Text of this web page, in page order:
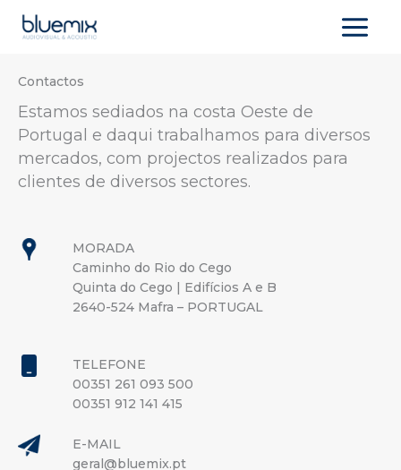
Contactos
Estamos sediados na costa Oeste de
Portugal e daqui trabalhamos para diversos
mercados, com projectos realizados para
clientes de diversos sectores.
MORADA
Caminho do Rio do Cego
Quinta do Cego | Edifícios A e B
2640-524 Mafra – PORTUGAL
TELEFONE
00351 261 093 500
00351 912 141 415
E-MAIL
geral@bluemix.pt